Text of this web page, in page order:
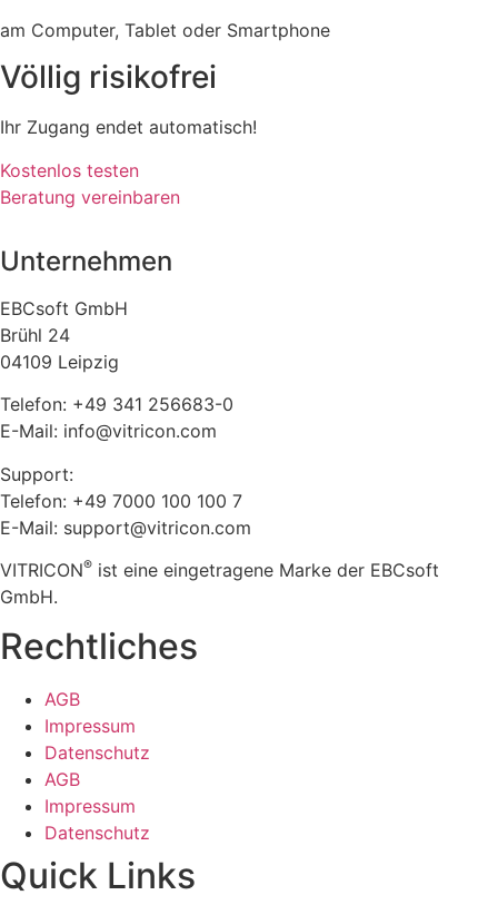
am Computer, Tablet oder Smartphone
Völlig risikofrei
Ihr Zugang endet automatisch!
Kostenlos testen
Beratung vereinbaren
Unternehmen
EBCsoft GmbH
Brühl 24
04109 Leipzig
Telefon: +49 341 256683-0
E-Mail: info@vitricon.com
Support:
Telefon: +49 7000 100 100 7
E-Mail: support@vitricon.com
VITRICON® ist eine eingetragene Marke der EBCsoft
GmbH.
Rechtliches
AGB
Impressum
Datenschutz
AGB
Impressum
Datenschutz
Quick Links